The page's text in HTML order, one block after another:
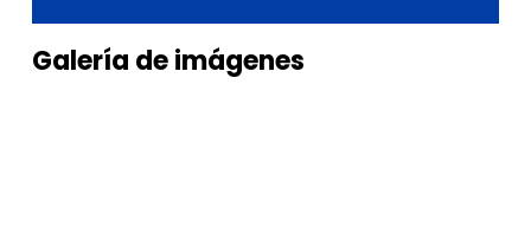
Producción ejecutiva
Galería deimágenes